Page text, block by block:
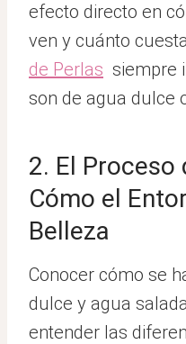
efecto directo en
ven y cuánto
de Perlas siempre
son de agua dulce
2. El Proceso
Cómo el
Belleza
Conocer cómo se
dulce y agua
entender las